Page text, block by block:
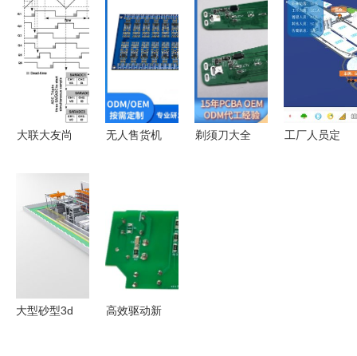
板开发 软
硬件协同定
制方案解析
到量产的创
新路径与价
技术解析
PCBA方案
板的核心价
值与应用前
瞻
量子铷微型
原子钟 持
续引领计时
解决方案革
新
大联大友尚
的汽车OBC
和DC-DC
板
无人售货机
板技术详解
剃须刀大全
工厂人员定
大型砂型3d
高效驱动新